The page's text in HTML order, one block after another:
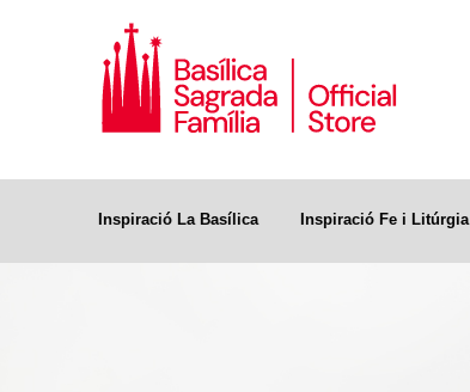
Inspiració La Basílica Inspiració Fe i Litúrgia